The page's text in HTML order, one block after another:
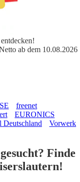
ab dem 10.08.2026
freenet
EURONICS
Deutschland
Vorwerk
Finde